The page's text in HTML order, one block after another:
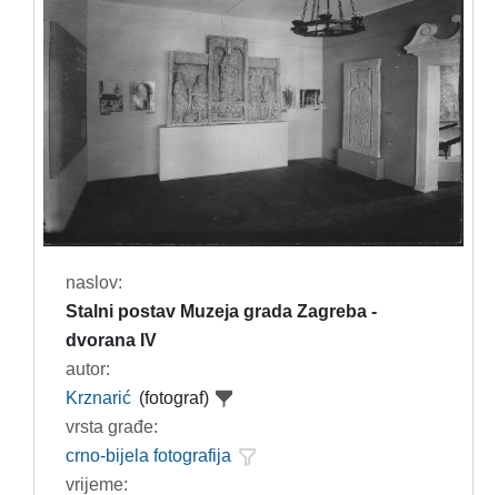
naslov:
Stalni postav Muzeja grada Zagreba -
dvorana IV
autor:
Krznarić (fotograf)
vrsta građe:
crno-bijela fotografija
vrijeme: